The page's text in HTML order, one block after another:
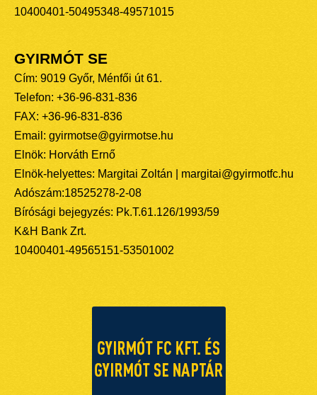
10400401-50495348-49571015
GYIRMÓT SE
Cím: 9019 Győr, Ménfői út 61.
Telefon: +36-96-831-836
FAX: +36-96-831-836
Email: gyirmotse@gyirmotse.hu
Elnök: Horváth Ernő
Elnök-helyettes: Margitai Zoltán | margitai@gyirmotfc.hu
Adószám:18525278-2-08
Bírósági bejegyzés: Pk.T.61.126/1993/59
K&H Bank Zrt.
10400401-49565151-53501002